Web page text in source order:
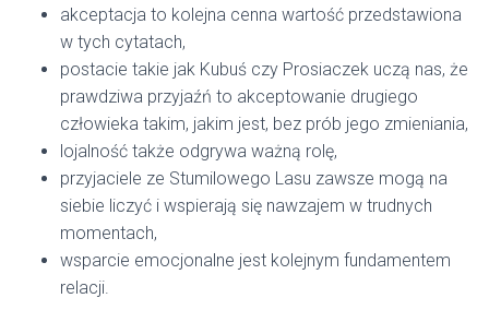
akceptacja to kolejna cenna wartość przedstawiona
w tych cytatach,
postacie takie jak Kubuś czy Prosiaczek uczą nas, że
prawdziwa przyjaźń to akceptowanie drugiego
człowieka takim, jakim jest, bez prób jego zmieniania,
lojalność także odgrywa ważną rolę,
przyjaciele ze Stumilowego Lasu zawsze mogą na
siebie liczyć i wspierają się nawzajem w trudnych
momentach,
wsparcie emocjonalne jest kolejnym fundamentem
relacji.